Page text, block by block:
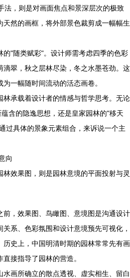
法，则是对画面焦点和景深层次的极致
然的画框，将外部景色裁剪成一幅幅生
的"随类赋彩"。设计师需考虑四季的色彩
翠，秋之层林尽染，冬之水墨苍劲。这
一幅随时间流动的活态画卷。
林承载着设计者的情感与哲学思考。无论
含的隐逸思想，还是皇家园林的"移天
过具体的景象元素组合，来诉说一个主
向
林效果图，则是园林意境的平面投射与灵
前，效果图、鸟瞰图、意境图是沟通设计
系、色彩氛围和设计意境预先可视化，
史上，中国明清时期的园林常常先有画
接指导了园林的营造。
水画所确立的散点透视、虚实相生、留白